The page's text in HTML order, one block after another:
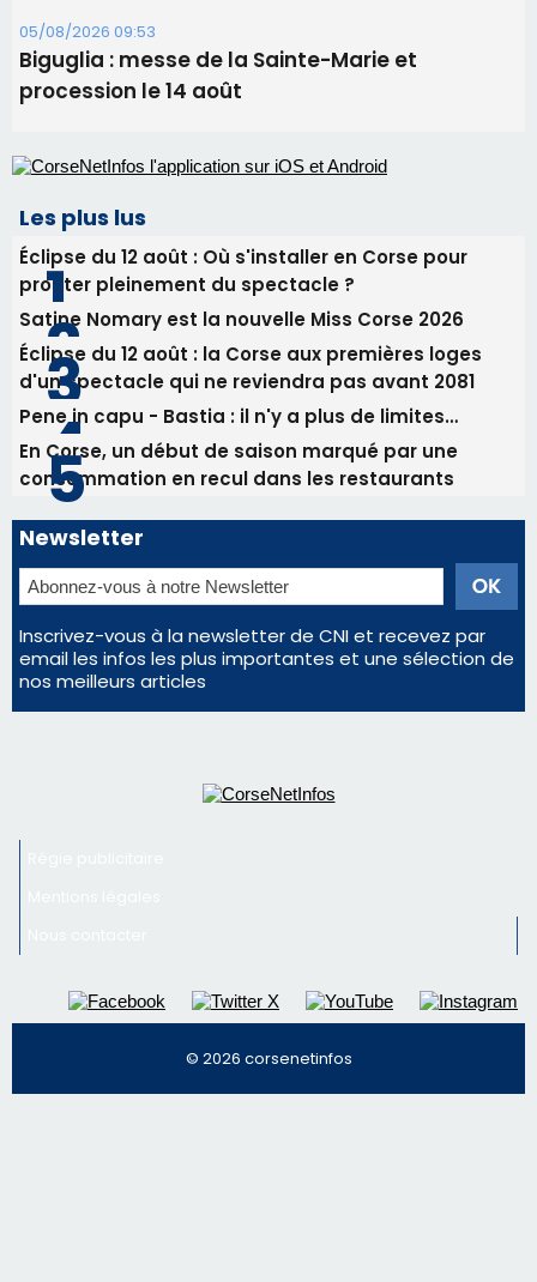
05/08/2026 09:53
Biguglia : messe de la Sainte-Marie et
procession le 14 août
Les plus lus
Éclipse du 12 août : Où s'installer en Corse pour
profiter pleinement du spectacle ?
Satine Nomary est la nouvelle Miss Corse 2026
Éclipse du 12 août : la Corse aux premières loges
d'un spectacle qui ne reviendra pas avant 2081
Pene in capu - Bastia : il n'y a plus de limites…
En Corse, un début de saison marqué par une
consommation en recul dans les restaurants
Newsletter
Inscrivez-vous à la newsletter de CNI et recevez par
email les infos les plus importantes et une sélection de
nos meilleurs articles
© 2026 corsenetinfos